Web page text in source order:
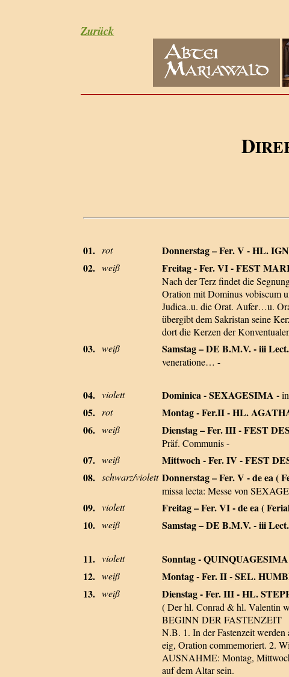
Zurück
D
01. rot Donnerstag – Fer. V - HL.
02. weiß Freitag - Fer. VI - FEST
Nach der Terz findet die
Oration mit Dominus vobiscum
Judica..u. die Orat. Aufer…u.
übergibt dem Sakristan seine
dort die Kerzen der
03. weiß Samstag – DE B.M.V. - iii
veneratione… -
04. violett Dominica - SEXAGESIMA -
05. rot Montag - Fer.II - HL.
06. weiß Dienstag – Fer. III - FEST
Präf. Communis -
07. weiß Mittwoch - Fer. IV - FEST
08. schwarz/violett Donnerstag – Fer. V - de ea
missa lecta: Messe von
09. violett Freitag – Fer. VI - de ea (
10. weiß Samstag – DE B.M.V. - iii
11. violett Sonntag -
12. weiß Montag - Fer. II - SEL.
13. weiß Dienstag - Fer. III - HL.
( Der hl. Conrad & hl. Valentin
BEGINN DER FASTENZEIT
N.B. 1. In der Fastenzeit
eig, Oration commemoriert. 2.
AUSNAHME: Montag,
auf dem Altar sein.